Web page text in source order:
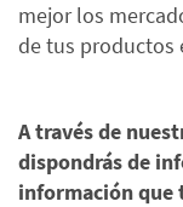
mejor los
de tus productos
A través de
dispondrás de
información que